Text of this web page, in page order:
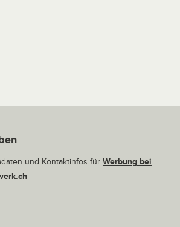
und Kontaktinfos für Werbung bei